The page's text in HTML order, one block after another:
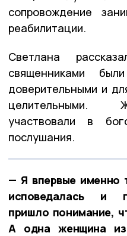
сопровождение
реабилитации.
Светлана
священниками
доверительными и
целительными.
участвовали в
послушания.
— Я впервые именно
исповедалась и
пришло понимание,
А одна женщина из